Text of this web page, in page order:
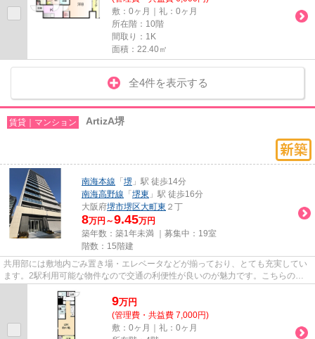
敷：0ヶ月｜礼：0ヶ月
所在階：10階
間取り：1K
面積：22.40㎡
全4件を表示する
賃貸｜マンション ArtizA堺
南海本線 「 堺 」駅 徒歩14分
南海高野線 「 堺東 」駅 徒歩16分
大阪府堺市堺区大町東 ２丁
8万円～9.45万円
築年数：築1年未満 ｜募集中： 19室
階数：15階建
共用部には敷地内ごみ置き場・エレベータなどが揃っており、とても充実してい
ます。2駅利用可能な物件なので交通の利便性が良いのが魅力です。こちらの物
9万円
(管理費・共益費 7,000円)
敷：0ヶ月｜礼：0ヶ月